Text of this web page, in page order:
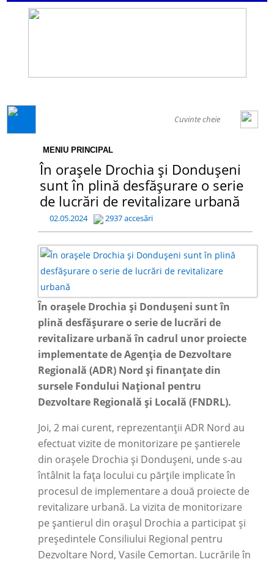
MENIU PRINCIPAL
În orașele Drochia și Dondușeni
sunt în plină desfășurare o serie
de lucrări de revitalizare urbană
02.05.2024 2937 accesări
În orașele Drochia și Dondușeni sunt în
plină desfășurare o serie de lucrări de
revitalizare urbană în cadrul unor proiecte
implementate de Agenția de Dezvoltare
Regională (ADR) Nord și finanțate din
sursele Fondului Național pentru
Dezvoltare Regională și Locală (FNDRL).
Joi, 2 mai curent, reprezentanții ADR Nord au
efectuat vizite de monitorizare pe șantierele
din orașele Drochia și Dondușeni, unde s-au
întâlnit la fața locului cu părțile implicate în
procesul de implementare a două proiecte de
revitalizare urbană. La vizita de monitorizare
pe șantierul din orașul Drochia a participat și
președintele Consiliului Regional pentru
Dezvoltare Nord, Vasile Cemortan. Lucrările în